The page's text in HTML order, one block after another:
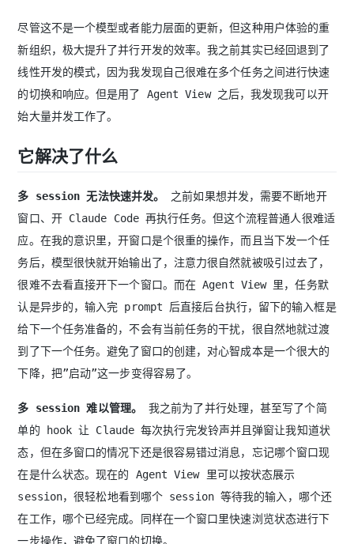
尽管这不是一个模型或者能力层面的更新，但这种用户体验的重
新组织，极大提升了并行开发的效率。我之前其实已经回退到了
线性开发的模式，因为我发现自己很难在多个任务之间进行快速
的切换和响应。但是用了 Agent View 之后，我发现我可以开
始大量并发工作了。
它解决了什么
多 session 无法快速并发。
之前如果想并发，需要不断地开
窗口、开 Claude Code 再执行任务。但这个流程普通人很难适
应。在我的意识里，开窗口是个很重的操作，而且当下发一个任
务后，模型很快就开始输出了，注意力很自然就被吸引过去了，
很难不去看直接开下一个窗口。而在 Agent View 里，任务默
认是异步的，输入完 prompt 后直接后台执行，留下的输入框是
给下一个任务准备的，不会有当前任务的干扰，很自然地就过渡
到了下一个任务。避免了窗口的创建，对心智成本是一个很大的
下降，把”启动”这一步变得容易了。
多 session 难以管理。
我之前为了并行处理，甚至写了个简
单的 hook 让 Claude 每次执行完发铃声并且弹窗让我知道状
态，但在多窗口的情况下还是很容易错过消息，忘记哪个窗口现
在是什么状态。现在的 Agent View 里可以按状态展示
session，很轻松地看到哪个 session 等待我的输入，哪个还
在工作，哪个已经完成。同样在一个窗口里快速浏览状态进行下
一步操作，避免了窗口的切换。